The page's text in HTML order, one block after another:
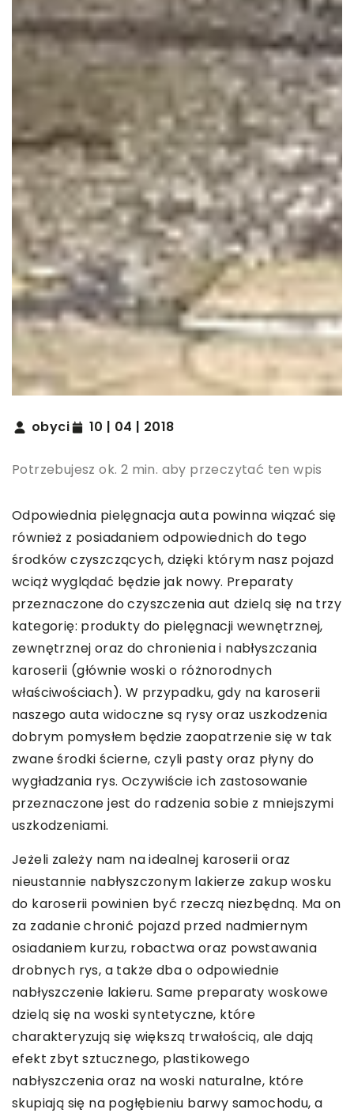
obyci 10 | 04 | 2018
Potrzebujesz ok. 2 min. aby przeczytać ten wpis
Odpowiednia pielęgnacja auta powinna wiązać się
również z posiadaniem odpowiednich do tego
środków czyszczących, dzięki którym nasz pojazd
wciąż wyglądać będzie jak nowy. Preparaty
przeznaczone do czyszczenia aut dzielą się na trzy
kategorię: produkty do pielęgnacji wewnętrznej,
zewnętrznej oraz do chronienia i nabłyszczania
karoserii (głównie woski o różnorodnych
właściwościach). W przypadku, gdy na karoserii
naszego auta widoczne są rysy oraz uszkodzenia
dobrym pomysłem będzie zaopatrzenie się w tak
zwane środki ścierne, czyli pasty oraz płyny do
wygładzania rys. Oczywiście ich zastosowanie
przeznaczone jest do radzenia sobie z mniejszymi
uszkodzeniami.
Jeżeli zależy nam na idealnej karoserii oraz
nieustannie nabłyszczonym lakierze zakup wosku
do karoserii powinien być rzeczą niezbędną. Ma on
za zadanie chronić pojazd przed nadmiernym
osiadaniem kurzu, robactwa oraz powstawania
drobnych rys, a także dba o odpowiednie
nabłyszczenie lakieru. Same preparaty woskowe
dzielą się na woski syntetyczne, które
charakteryzują się większą trwałością, ale dają
efekt zbyt sztucznego, plastikowego
nabłyszczenia oraz na woski naturalne, które
skupiają się na pogłębieniu barwy samochodu, a